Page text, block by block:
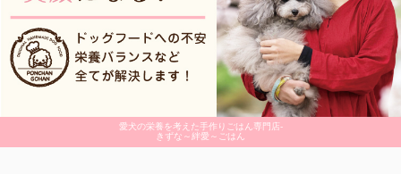
愛犬の栄養を考えた手作りごはん専門店-
きずな～絆愛～ごはん